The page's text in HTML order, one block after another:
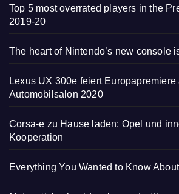
Top 5 most overrated players in the
2019-20
The heart of Nintendo’s new console
Lexus UX 300e feiert Europapremiere
Automobilsalon 2020
Corsa-e zu Hause laden: Opel und
Kooperation
Everything You Wanted to Know